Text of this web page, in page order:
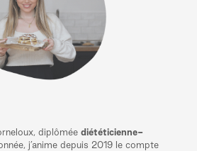
diplômée diététicienne-
j’anime depuis 2019 le compte